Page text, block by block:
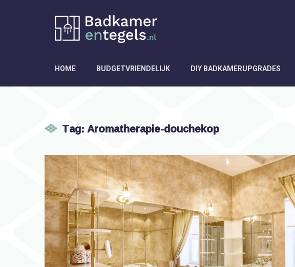
HOME BUDGETVRIENDELIJK DIY BADKAMERUPGRADES
Tag: Aromatherapie-douchekop